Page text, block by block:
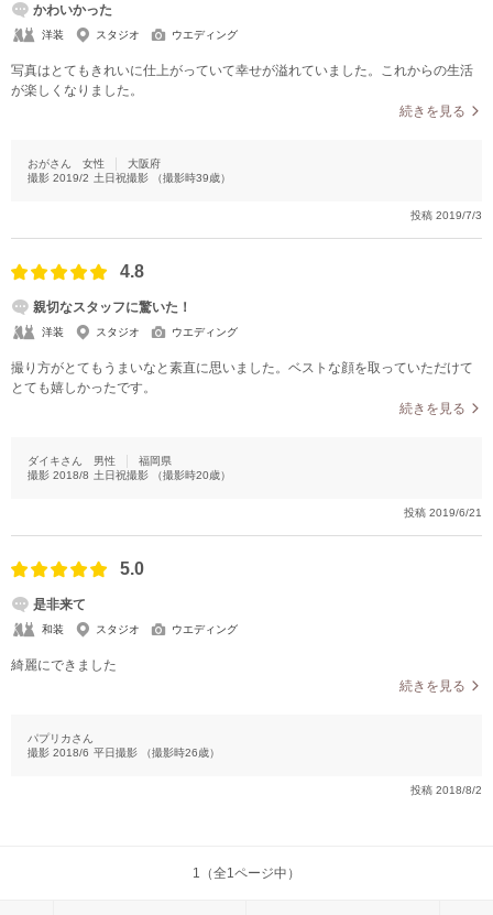
かわいかった
洋装 スタジオ ウエディング
写真はとてもきれいに仕上がっていて幸せが溢れていました。これからの生活
が楽しくなりました。
続きを見る
おがさん 女性
大阪府
撮影 2019/2 土日祝撮影 （撮影時39歳）
投稿 2019/7/3
4.8
親切なスタッフに驚いた！
洋装 スタジオ ウエディング
撮り方がとてもうまいなと素直に思いました。ベストな顔を取っていただけて
とても嬉しかったです。
続きを見る
ダイキさん 男性
福岡県
撮影 2018/8 土日祝撮影 （撮影時20歳）
投稿 2019/6/21
5.0
是非来て
和装 スタジオ ウエディング
綺麗にできました
続きを見る
パプリカさん
撮影 2018/6 平日撮影 （撮影時26歳）
投稿 2018/8/2
1（全1ページ中）